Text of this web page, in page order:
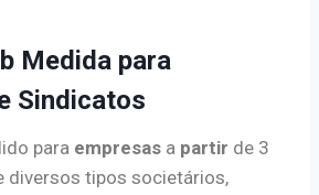
Medida para
Sindicatos
para empresas a partir de 3
diversos tipos societários,